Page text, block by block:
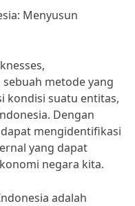
Menyusun
metode yang
kondisi suatu entitas,
Dengan
mengidentifikasi
yang dapat
negara kita.
adalah